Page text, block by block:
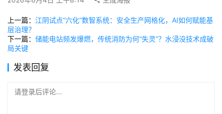
上一篇： 江阴试点“六化”数智系统：安全生产网格化，AI如何赋能基
层治理？
下一篇： 储能电站频发爆燃，传统消防为何“失灵”？水浸没技术成破
局关键
发表回复
请登录后评论...